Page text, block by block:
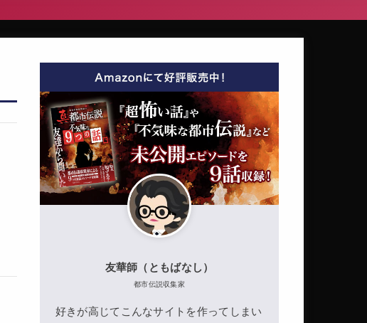
友華師（ともばなし）
都市伝説収集家
好きが高じてこんなサイトを作ってしまい